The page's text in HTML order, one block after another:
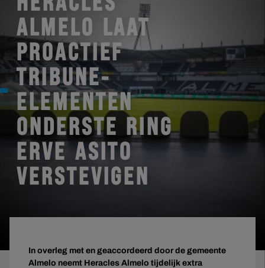
ALMELO LAAT
PROACTIEF
TRIBUNE-
ELEMENTEN
ONDERSTE RING
ERVE ASITO
VERSTEVIGEN
In overleg met en geaccordeerd door de gemeente
Almelo neemt Heracles Almelo tijdelijk extra